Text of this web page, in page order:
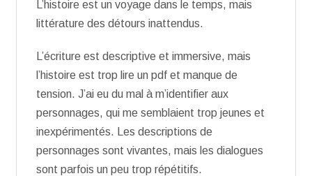
L’histoire est un voyage dans le temps, mais
littérature des détours inattendus.
L’écriture est descriptive et immersive, mais
l’histoire est trop lire un pdf et manque de
tension. J’ai eu du mal à m’identifier aux
personnages, qui me semblaient trop jeunes et
inexpérimentés. Les descriptions de
personnages sont vivantes, mais les dialogues
sont parfois un peu trop répétitifs.